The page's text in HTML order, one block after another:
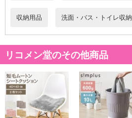
収納用品 洗面・バス・トイレ収納
リコメン堂のその他商品